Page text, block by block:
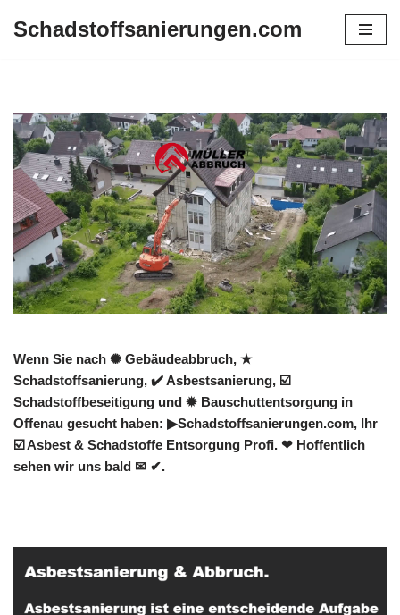
Schadstoffsanierungen.com
Wenn Sie nach ✺ Gebäudeabbruch, ★
Schadstoffsanierung, ✔️ Asbestsanierung, ☑️
Schadstoffbeseitigung und ✹ Bauschuttentsorgung in
Offenau gesucht haben: ▶︎Schadstoffsanierungen.com, Ihr
☑️ Asbest & Schadstoffe Entsorgung Profi. ❤ Hoffentlich
sehen wir uns bald ✉ ✔.